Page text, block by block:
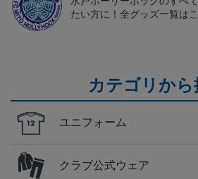
たい方に！全グッズ一覧はこ
カテゴリから
ユニフォーム
クラブ公式ウェア